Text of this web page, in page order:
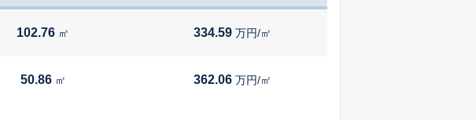
97 - - -
82 万円 -
102.76 ㎡ 334.59 万円/㎡
50.86 ㎡ 362.06 万円/㎡